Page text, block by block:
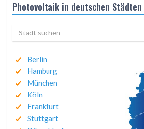
Photovoltaik in deutschen Städten
Berlin
Hamburg
München
Köln
Frankfurt
Stuttgart